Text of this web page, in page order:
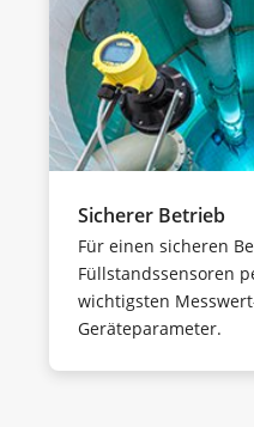
Sicherer Betrieb
Für einen sicheren
Füllstandssensoren
wichtigsten
Geräteparameter.